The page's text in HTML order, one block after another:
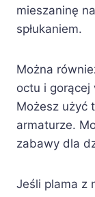
mieszaninę
spłukaniem.
Można
octu i gorącej
Możesz użyć
armaturze.
zabawy dla
Jeśli plama z